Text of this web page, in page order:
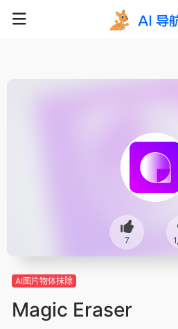
7
AI图片物体抹除
Magic Eraser